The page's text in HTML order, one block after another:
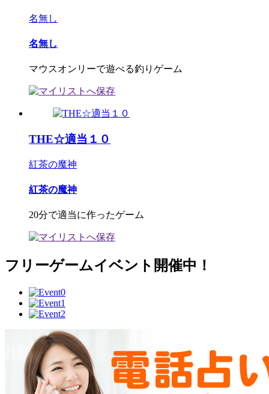
名無し
名無し
マウスオンリーで遊べる釣りゲーム
THE☆適当１０
紅茶の魔神
紅茶の魔神
20分で適当に作ったゲーム
フリーゲームイベント開催中！